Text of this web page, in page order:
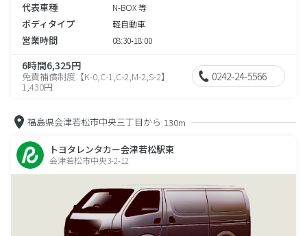
代表車種 N-BOX 等
ボディタイプ 軽自動車
営業時間 08:30-18:00
6時間6,325円
免責補償制度【K-0,C-1,C-2,M-2,S-2】
1,430円
0242-24-5566
福島県会津若松市中央三丁目から 130m
トヨタレンタカー会津若松駅東
会津若松市中央3-2-12